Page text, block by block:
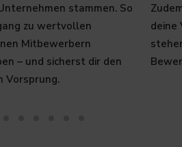
stammen. So
zu wertvollen
Mitbewerbern
– und sicherst dir den
Vorsprung.​
deine